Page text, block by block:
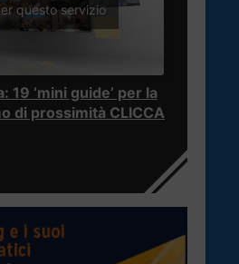
questo servizio
19 ‘mini guide’ per la
di prossimità CLICCA